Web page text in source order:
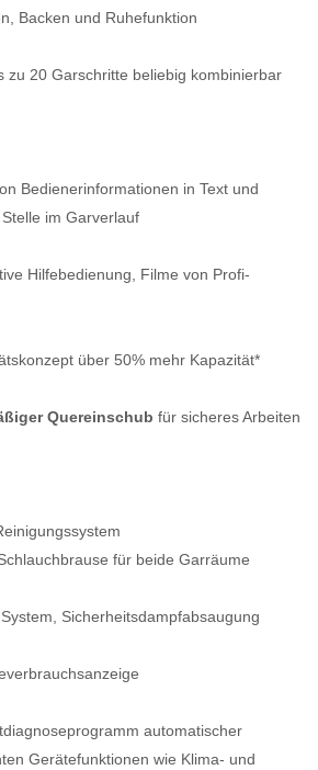
Backen und Ruhefunktion
zu 20 Garschritte beliebig kombinierbar
Bedienerinformationen in Text und
im Garverlauf
Hilfebedienung, Filme von Profi-
über 50% mehr Kapazität*
Quereinschub für sicheres Arbeiten
für beide Garräume
Sicherheitsdampfabsaugung
automatischer
Gerätefunktionen wie Klima- und